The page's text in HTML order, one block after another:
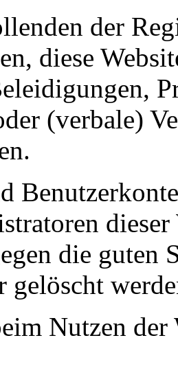
der
diese
(verbale)
dieser
die guten
gelöscht
Nutzen